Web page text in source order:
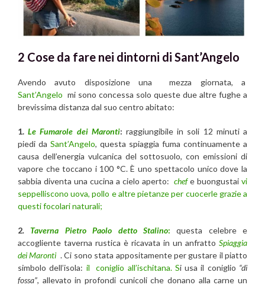
2 Cose da fare nei dintorni di Sant’Angelo
Avendo avuto disposizione una mezza giornata, a
Sant’Angelo mi sono concessa solo queste due altre fughe a
brevissima distanza dal suo centro abitato:
1.Le Fumarole dei Maronti:raggiungibile in soli 12 minuti a
piedi da Sant’Angelo, questa spiaggia fuma continuamente a
causa dell’energia vulcanica del sottosuolo, con emissioni di
vapore che toccano i 100 °C. È uno spettacolo unico dove la
sabbia diventa una cucina a cielo aperto: chefe buongustai vi
seppelliscono uova, pollo e altre pietanze per cuocerle grazie a
questi focolari naturali;
2.Taverna Pietro Paolo detto Stalino:questa celebre e
accogliente taverna rustica è ricavata in un anfratto Spiaggia
dei Maronti . Ci sono stata appositamente per gustare il piatto
simbolo dell’isola: il coniglio all’ischitana. Si usa il coniglio “di
fossa”, allevato in profondi cunicoli che donano alla carne un